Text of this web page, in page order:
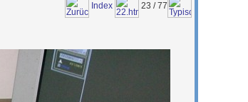
Index 23 / 77